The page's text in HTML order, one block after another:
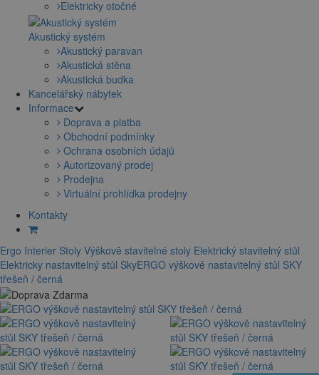
Elektricky otočné
Akustický systém
Akustický paravan
Akustická stěna
Akustická budka
Kancelářský nábytek
Informace
Doprava a platba
Obchodní podmínky
Ochrana osobních údajů
Autorizovaný prodej
Prodejna
Virtuální prohlídka prodejny
Kontakty
Ergo Interier Stoly Výškově stavitelné stoly Elektrický stavitelný stůl
Elektricky nastavitelný stůl SkyERGO výškově nastavitelný stůl SKY
třešeň / černá